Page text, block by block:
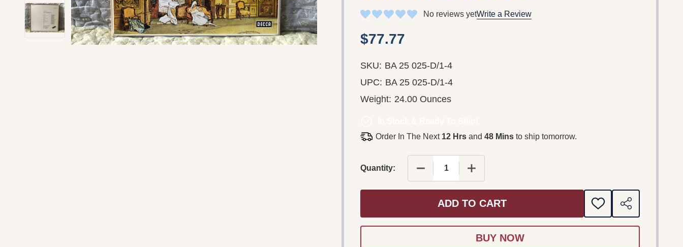
No reviews yetWrite a Review
$77.77
SKU: BA 25 025-D/1-4
UPC: BA 25 025-D/1-4
Weight: 24.00 Ounces
Order In The Next 12 Hrs and 48 Mins to ship tomorrow.
Quantity: DECREASE QUANTITY OF VON HOFMANNSTHAL, RICHARD
INCREASE QUANTITY OF VON HOFMANNSTHAL,
ADD TO CART
ADD
TO
SHARE